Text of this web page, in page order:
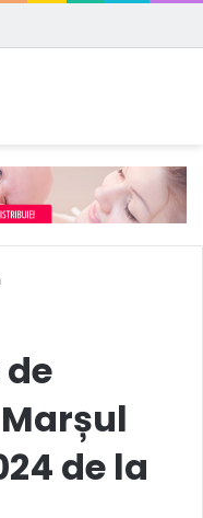
de la